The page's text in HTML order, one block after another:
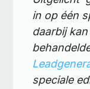
in op één
daarbij
speciale